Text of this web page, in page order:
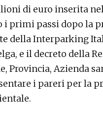
di euro inserita
i primi passi dopo la
della Interparking
e il decreto della
Provincia, Azienda
i pareri per la